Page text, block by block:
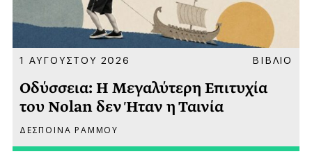
1 ΑΥΓΟΥΣΤΟΥ 2026 ΒΙΒΛΙΟ
Οδύσσεια: Η Μεγαλύτερη Επιτυχία
του Nolan δεν Ήταν η Ταινία
ΔΕΣΠΟΙΝΑ ΡΑΜΜΟΥ